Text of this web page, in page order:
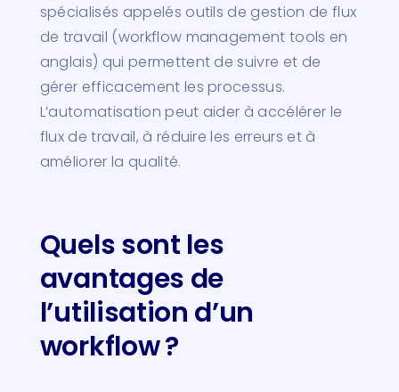
spécialisés appelés outils de gestion de flux
de travail (workflow management tools en
anglais) qui permettent de suivre et de
gérer efficacement les processus.
L’automatisation peut aider à accélérer le
flux de travail, à réduire les erreurs et à
améliorer la qualité.
Quels sont les
avantages de
l’utilisation d’un
workflow ?